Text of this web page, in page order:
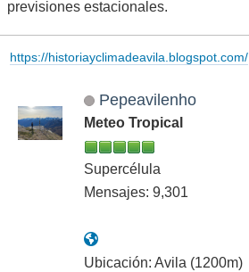
previsiones estacionales.
https://historiayclimadeavila.blogspot.com/
Pepeavilenho
Meteo Tropical
Supercélula
Mensajes: 9,301
Ubicación: Avila (1200m)